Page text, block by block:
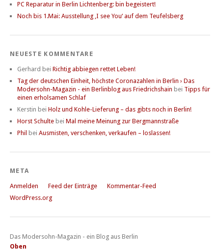
PC Reparatur in Berlin Lichtenberg: bin begeistert!
Noch bis 1.Mai: Ausstellung ‚I see You‘ auf dem Teufelsberg
NEUESTE KOMMENTARE
Gerhard bei Richtig abbiegen rettet Leben!
Tag der deutschen Einheit, höchste Coronazahlen in Berlin › Das
Modersohn-Magazin - ein Berlinblog aus Friedrichshain bei Tipps für
einen erholsamen Schlaf
Kerstin bei Holz und Kohle-Lieferung – das gibts noch in Berlin!
Horst Schulte bei Mal meine Meinung zur Bergmannstraße
Phil bei Ausmisten, verschenken, verkaufen – loslassen!
META
Anmelden Feed der Einträge
Kommentar-Feed
WordPress.org
Das Modersohn-Magazin - ein Blog aus Berlin
Oben